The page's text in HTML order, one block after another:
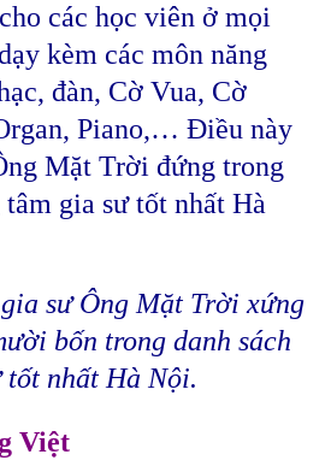
các học viên ở mọi
kèm các môn năng
đàn, Cờ Vua, Cờ
Piano,… Điều này
Mặt Trời đứng trong
gia sư tốt nhất Hà
sư Ông Mặt Trời xứng
bốn trong danh sách
nhất Hà Nội.
Việt